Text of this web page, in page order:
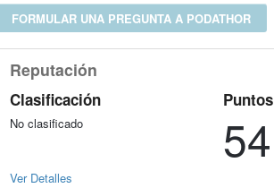
FORMULAR UNA PREGUNTA A PODATHOR
Reputación
Clasificación
No clasificado
Puntos
54
Ver Detalles